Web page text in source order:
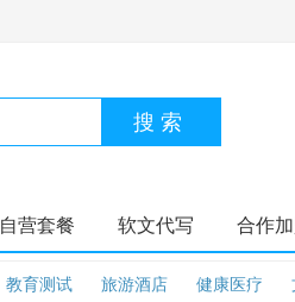
搜索
自营套餐 软文代写 合作
教育测试 旅游酒店 健康医疗